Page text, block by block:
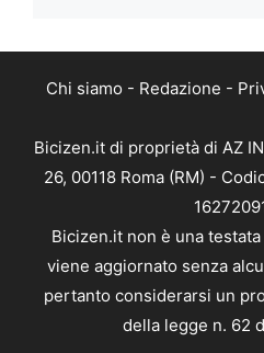
Chi siamo - Redazione -
Bicizen.it di proprietà di AZ
26, 00118 Roma (RM) -
Bicizen.it non è una
viene aggiornato senza
pertanto considerarsi un
della legge n. 62